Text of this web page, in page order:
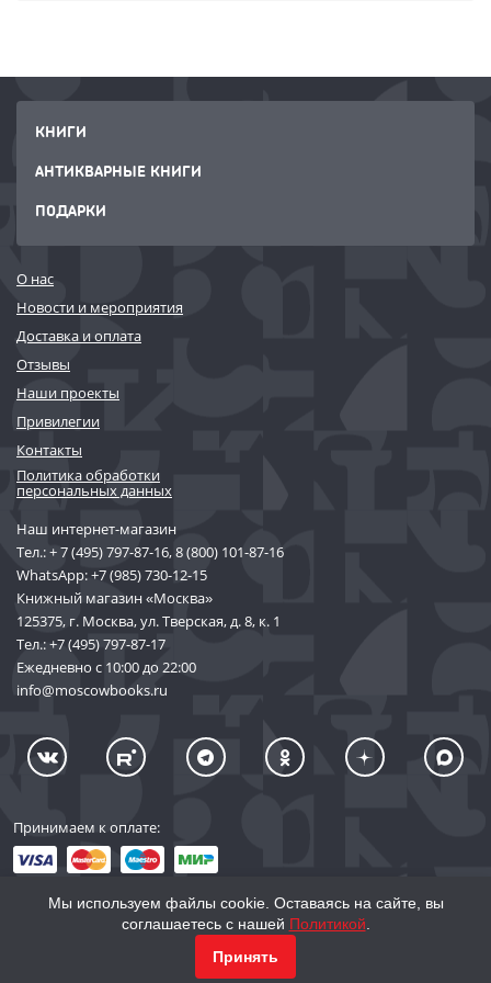
КНИГИ
АНТИКВАРНЫЕ КНИГИ
ПОДАРКИ
О нас
Новости и мероприятия
Доставка и оплата
Отзывы
Наши проекты
Привилегии
Контакты
Политика обработки
персональных данных
Наш интернет-магазин
Тел.:+ 7 (495) 797-87-16,8 (800) 101-87-16
WhatsApp:+7 (985) 730-12-15
Книжный магазин «Москва»
125375, г. Москва, ул. Тверская, д. 8, к. 1
Тел.:+7 (495) 797-87-17
Ежедневно с 10:00 до 22:00
info@moscowbooks.ru
Принимаем к оплате:
© 2002–2026 «Торговый Дом Книги «МОСКВА»
Мы используем файлы cookie. Оставаясь на сайте, вы
соглашаетесь с нашей Политикой
Принять